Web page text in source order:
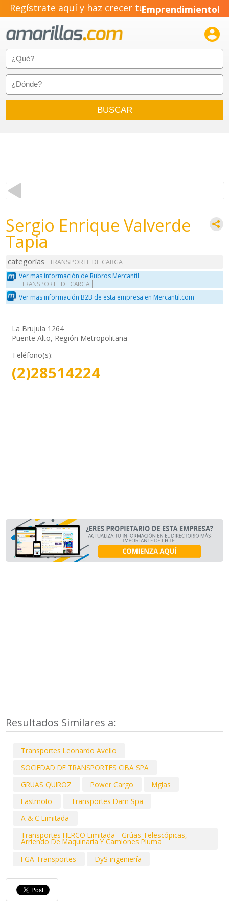
Regístrate aquí y haz crecer tuEmprendimiento!

Sergio Enrique Valverde
Tapia
categorías
TRANSPORTE DE CARGA
Ver mas información de Rubros Mercantil
TRANSPORTE DE CARGA
Ver mas información B2B de esta empresa en Mercantil.com
La Brujula 1264
Puente Alto, Región Metropolitana
Teléfono(s):
(2)28514224
Resultados Similares a:
Transportes Leonardo Avello
SOCIEDAD DE TRANSPORTES CIBA SPA
GRUAS QUIROZ
Power Cargo
Mglas
Fastmoto
Transportes Dam Spa
A & C Limitada
Transportes HERCO Limitada - Grúas Telescópicas,
Arriendo De Maquinaria Y Camiones Pluma
FGA Transportes
DyS ingeniería